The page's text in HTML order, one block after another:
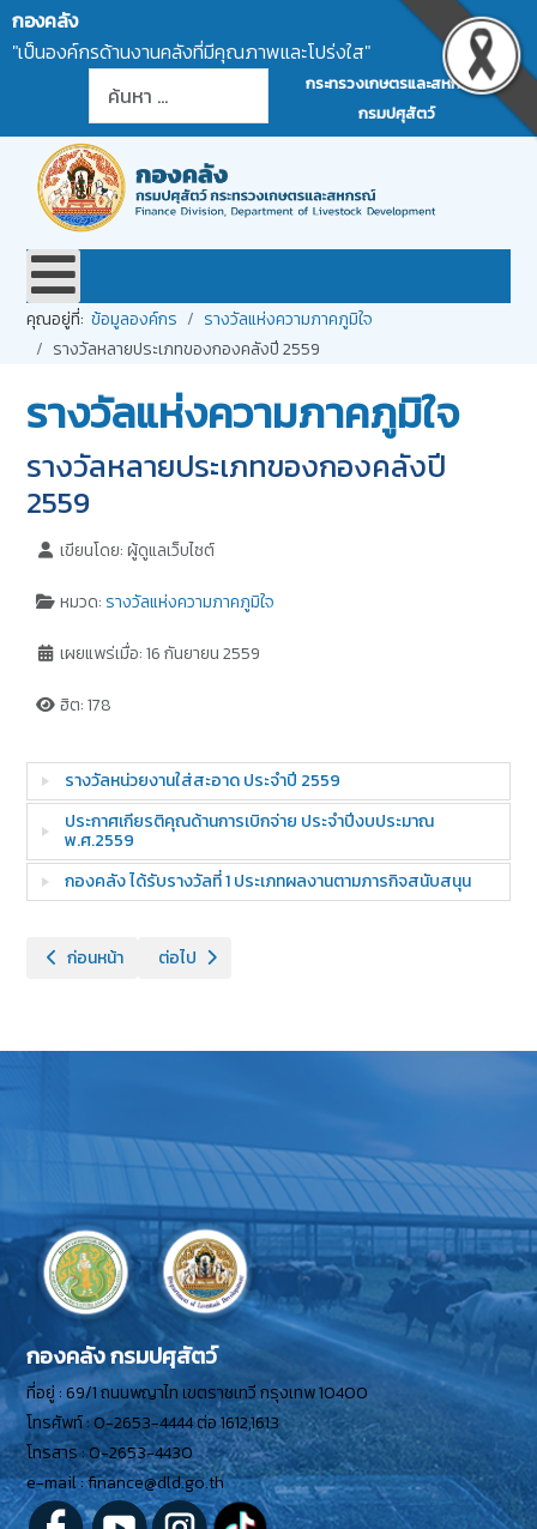
กองคลัง
"เป็นองค์กรด้านงานคลังที่มีคุณภาพและโปร่งใส"
กระทรวงเกษตรและสหกรณ์
กรมปศุสัตว์
คุณอยู่ที่:ข้อมูลองค์กร
รางวัลแห่งความภาคภูมิใจ
รางวัลหลายประเภทของกองคลังปี 2559
รางวัลแห่งความภาคภูมิใจ
รางวัลหลายประเภทของกองคลังปี
2559
เขียนโดย:ผู้ดูแลเว็บไซต์
หมวด: รางวัลแห่งความภาคภูมิใจ
เผยแพร่เมื่อ: 16 กันยายน 2559
ฮิต: 178
รางวัลหน่วยงานใส่สะอาด ประจำปี 2559
ประกาศเกียรติคุณด้านการเบิกจ่าย ประจำปีงบประมาณ
พ.ศ.2559
กองคลัง ได้รับรางวัลที่ 1 ประเภทผลงานตามภารกิจสนับสนุน
เนื้อหาก่อนหน้า: รางวัลหน่วยงานใสสะอาด และรางวัล 5 ส. ประจำปี 2560
ก่อนหน้า เนื้อหาถัดไป: รางวัลหน่วยงานใสสะอาด ประจำปี 2556
ต่อไป
กองคลัง กรมปศุสัตว์
ที่อยู่ : 69/1 ถนนพญาไท เขตราชเทวี กรุงเทพ 10400
โทรศัพท์ : 0-2653-4444 ต่อ 1612,1613
โทรสาร : 0-2653-4430
e-mail : finance@dld.go.th